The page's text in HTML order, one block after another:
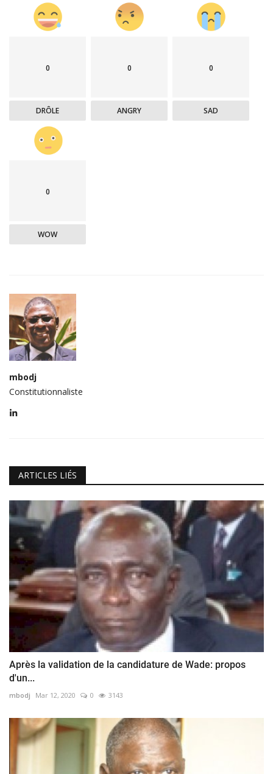
0
DRÔLE
0
ANGRY
0
SAD
0
WOW
mbodj
Constitutionnaliste
ARTICLES LIÉS
Après la validation de la candidature de Wade: propos
d'un...
mbodj Mar 12, 2020 0 3143